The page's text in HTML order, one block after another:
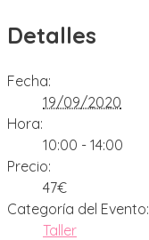
Detalles
Fecha:
19/09/2020
Hora:
10:00 - 14:00
Precio:
47€
Categoría del Evento:
Taller